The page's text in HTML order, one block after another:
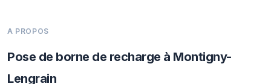
A PROPOS
Pose de borne de recharge à Montigny-
Lengrain